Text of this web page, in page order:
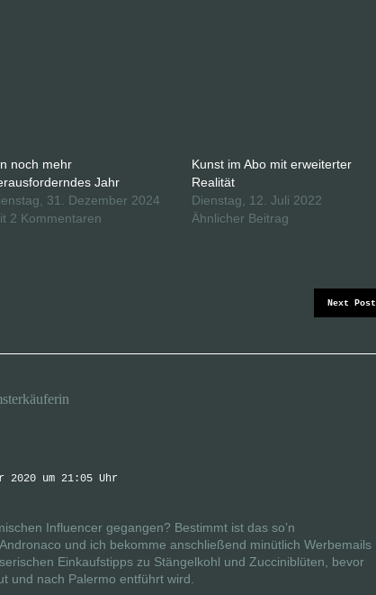
noch mehr
Jahr
31. Dezember 2024
2 Kommentaren
Kunst im Abo mit erweiterter
Realität
Dienstag, 12. Juli 2022
Ähnlicher Beitrag
Next Post
um 21:05 Uhr
Influencer gegangen? Bestimmt ist das so’n
und ich bekomme anschließend minütlich Werbemails
Einkaufstipps zu Stängelkohl und Zucciniblüten, bevor
und nach Palermo entführt wird.